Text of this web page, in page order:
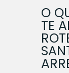
O
TE